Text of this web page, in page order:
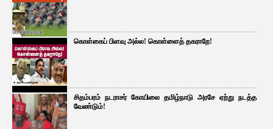
கொள்கைப் பிளவு அல்ல! கொள்ளைத் தகராறே!
சிதம்பரம் நடராசர் கோயிலை தமிழ்நாடு அரசே ஏற்று நடத்த
வேண்டும்!